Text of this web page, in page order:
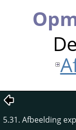
5.31. Afbeelding